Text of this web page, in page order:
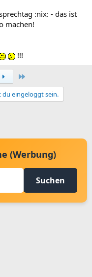
:nix: - das ist
machen!
!!!
eingeloggt sein.
(Werbung)
Suchen